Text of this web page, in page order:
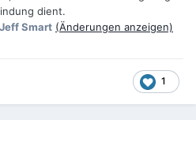
dient.
Smart (Änderungen anzeigen)
1